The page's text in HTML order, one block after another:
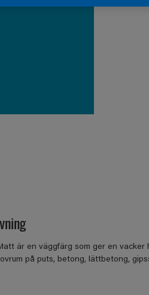
är en väggfärg som ger en
på puts, betong, lättbetong,